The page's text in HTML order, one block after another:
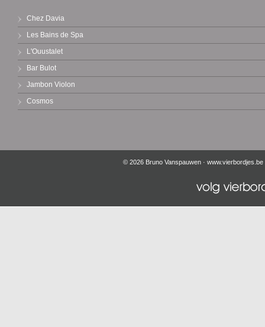
Chez Davia
Les Bains de Spa
L'Ouustalet
Bar Bulot
Jambon Violon
Cosmos
© 2026 Bruno Vanspauwen · www.vierbordjes.be